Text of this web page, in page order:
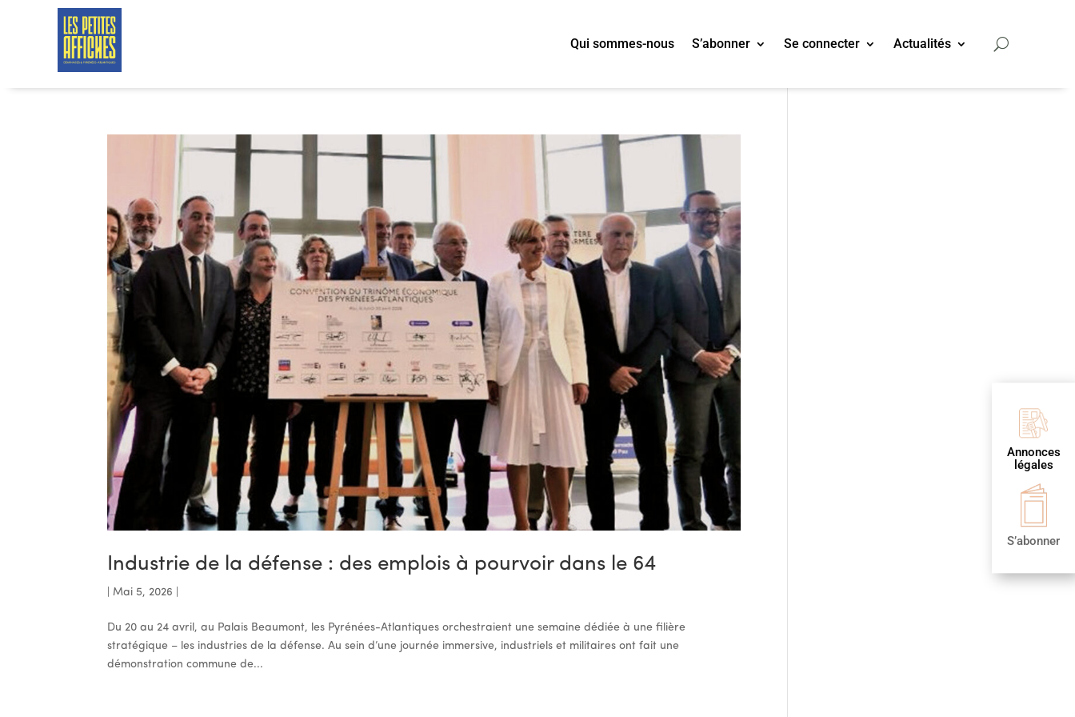
Qui sommes-nous S’abonner Se connecter Actualités
Annonces
légales
S’abonner
Industrie de la défense : des emplois à pourvoir dans le 64
|Mai 5, 2026
Du 20 au 24 avril, au Palais Beaumont, les Pyrénées-Atlantiques orchestraient une semaine dédiée à une filière
stratégique – les industries de la défense. Au sein d’une journée immersive, industriels et militaires ont fait une
démonstration commune de...